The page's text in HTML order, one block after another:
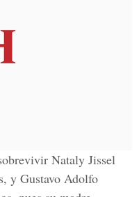
Nataly Jissel
y Gustavo Adolfo